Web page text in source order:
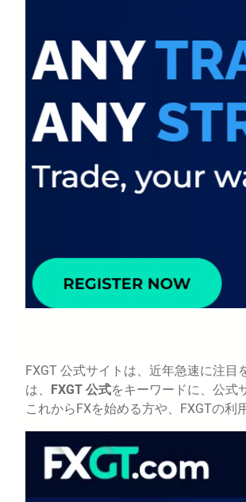
FXGT 公式サイトは、近年急速に注
は、 FXGT 公式をキーワードに、公式
これからFXを始める方や、FXGTの利